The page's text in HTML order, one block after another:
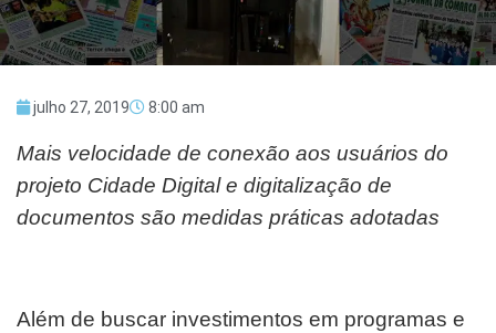
julho 27, 2019 8:00 am
Mais velocidade de conexão aos usuários do
projeto Cidade Digital e digitalização de
documentos são medidas práticas adotadas
Além de buscar investimentos em programas e